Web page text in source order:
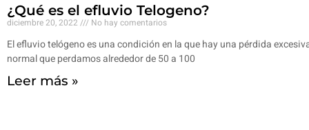
¿Qué es el efluvio Telogeno?
diciembre 20, 2022 No hay comentarios
El efluvio telógeno es una condición en la que hay una pérdida
normal que perdamos alrededor de 50 a 100
Leer más »